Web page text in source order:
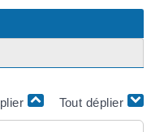
Tout déplier